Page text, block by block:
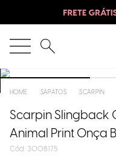
O que você está
SAPATOS SCARPIN
Scarpin Slingback
Animal Print Onça
: 3008175